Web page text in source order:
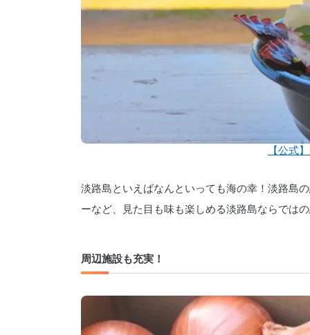
【公式
淡路島といえばなんといっても海の幸！淡路島
ーなど、見た目も味も楽しめる淡路島ならでは
周辺施設も充実！